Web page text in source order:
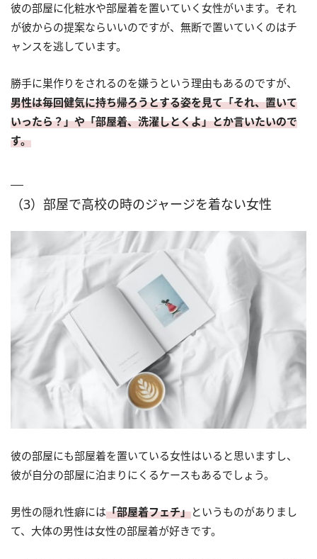
彼の部屋に化粧水や部屋着を置いていく女性がいます。それ
が彼からの提案ならいいのですが、無断で置いていくのはチ
ャンスを逃しています。
勝手に巣作りをされるのを嫌うという理由もあるのですが、
男性は毎回健気に持ち帰ろうとする姿を見て「それ、置いて
いったら？」や「部屋着、洗濯しとくよ」とか言いたいので
す。
（3）部屋で高校の時のジャージを着ない女性
彼の部屋にも部屋着を置いている女性はいると思いますし、
彼が自分の部屋に泊まりにくるケースもあるでしょう。
男性の隠れ性癖には「部屋着フェチ」というものがありまし
て、大体の男性は女性の部屋着が好きです。